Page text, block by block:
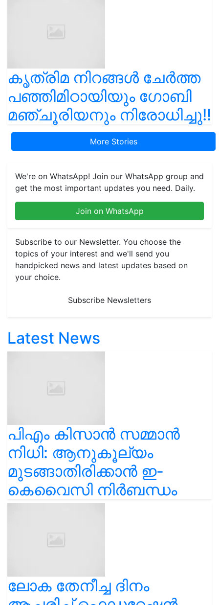
കൃത്രിമ നിറങ്ങൾ ചേർത്ത
പഞ്ഞിമിഠായിയും ഗോബി
മഞ്ചൂരിയനും നിരോധിച്ചു!!
More Stories
We're on WhatsApp! Join our WhatsApp group and
get the most important updates you need. Daily.
Join on WhatsApp
Subscribe to our Newsletter. You choose the
topics of your interest and we'll send you
handpicked news and latest updates based on
your choice.
Subscribe Newsletters
Latest News
പിഎം കിസാൻ സമ്മാൻ
നിധി: ആനുകൂല്യം
മുടങ്ങാതിരിക്കാൻ ഇ-
കെവൈസി നിർബന്ധം
ലോക തേനീച്ച ദിനം